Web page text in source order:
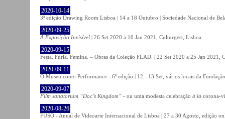
2020-10-14
3ª edição Drawing Room Lisboa | 14 a 18 Outubro | Sociedade Nacional de
2020-09-25
A Exposição Invisível | 26 Set 2020 a 10 Jan 2021, Culturgest, Lisboa
2020-09-15
Festa. Fúria. Femina. – Obras da Coleção FLAD. | 22 Set 2020 a 25 Jan
2020-09-11
O Museu como Performance - 6ª edição | 12 - 13 Set, vários locais da
2020-09-07
Film sanatorium “Doc’s Kingdom” - ou uma modesta celebração à la corona-
2020-08-26
FUSO - Anual de Videoarte Internacional de Lisboa | 27 a 30 Agosto, edição